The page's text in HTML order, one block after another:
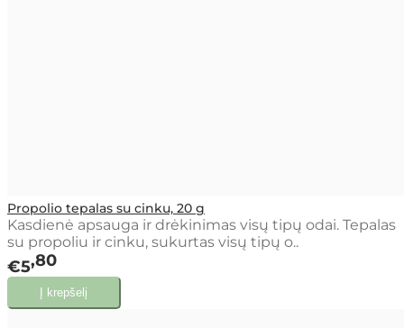
Propolio tepalas su cinku, 20 g
Kasdienė apsauga ir drėkinimas visų tipų odai. Tepalas
su propoliu ir cinku, sukurtas visų tipų o..
€5 80